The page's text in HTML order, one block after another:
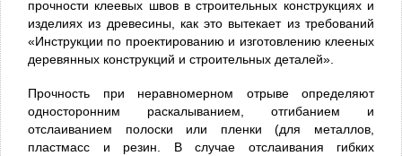
прочности клеевых швов в строительных конст­рукциях и
изделиях из древесины, как это вытекает из требований
«Ин­струкции по проектированию и изго­товлению клееных
деревянных кон­струкций и строительных деталей».
Прочность при неравномерном отрыве определяют
односторонним раскалыванием, отгибанием и
отслаиванием полоски или пленки (для металлов,
пластмасс и резин. В случае отслаивания гибких